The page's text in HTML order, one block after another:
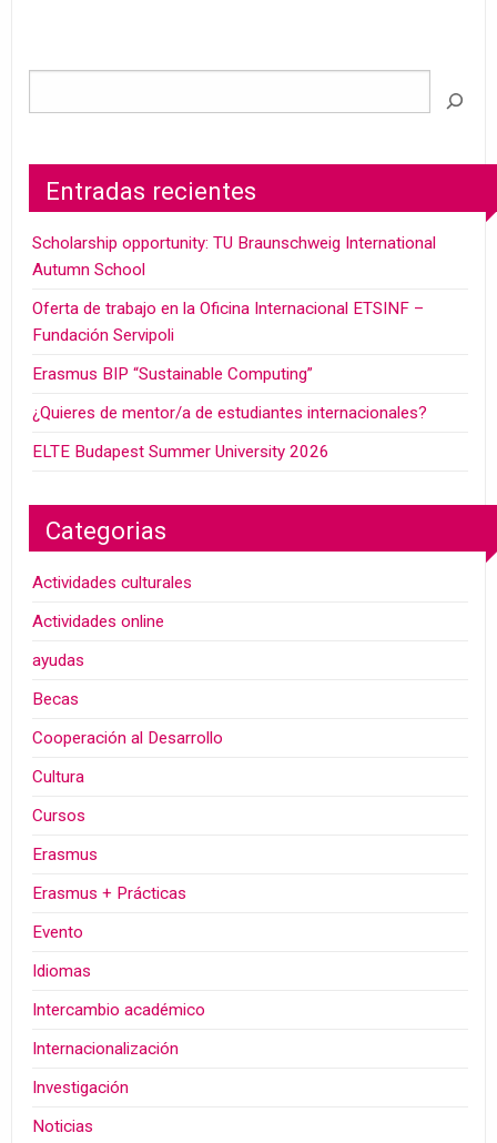
Entradas recientes
Scholarship opportunity: TU Braunschweig International
Autumn School
Oferta de trabajo en la Oficina Internacional ETSINF –
Fundación Servipoli
Erasmus BIP “Sustainable Computing”
¿Quieres de mentor/a de estudiantes internacionales?
ELTE Budapest Summer University 2026
Categorias
Actividades culturales
Actividades online
ayudas
Becas
Cooperación al Desarrollo
Cultura
Cursos
Erasmus
Erasmus + Prácticas
Evento
Idiomas
Intercambio académico
Internacionalización
Investigación
Noticias